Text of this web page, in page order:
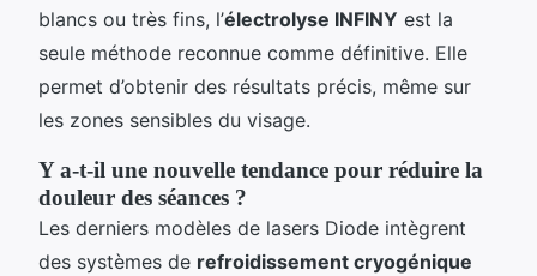
blancs ou très fins, l’électrolyse INFINY est la
seule méthode reconnue comme définitive. Elle
permet d’obtenir des résultats précis, même sur
les zones sensibles du visage.
Y a-t-il une nouvelle tendance pour réduire la
douleur des séances ?
Les derniers modèles de lasers Diode intègrent
des systèmes de refroidissement cryogénique